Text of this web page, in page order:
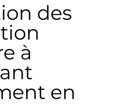
des
à
en